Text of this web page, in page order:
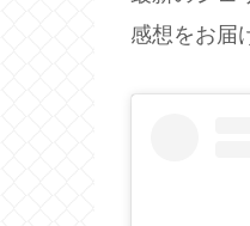
感想をお届